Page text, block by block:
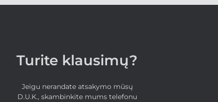
Turite klausimų?
Jeigu nerandate atsakymo mūsų
D.U.K., skambinkite mums telefonu